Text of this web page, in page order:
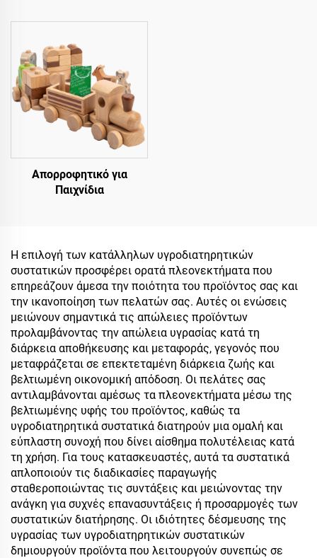
Απορροφητικό για
Παιχνίδια
Η επιλογή των κατάλληλων υγροδιατηρητικών
συστατικών προσφέρει ορατά πλεονεκτήματα που
επηρεάζουν άμεσα την ποιότητα του προϊόντος σας και
την ικανοποίηση των πελατών σας. Αυτές οι ενώσεις
μειώνουν σημαντικά τις απώλειες προϊόντων
προλαμβάνοντας την απώλεια υγρασίας κατά τη
διάρκεια αποθήκευσης και μεταφοράς, γεγονός που
μεταφράζεται σε επεκτεταμένη διάρκεια ζωής και
βελτιωμένη οικονομική απόδοση. Οι πελάτες σας
αντιλαμβάνονται αμέσως τα πλεονεκτήματα μέσω της
βελτιωμένης υφής του προϊόντος, καθώς τα
υγροδιατηρητικά συστατικά διατηρούν μια ομαλή και
εύπλαστη συνοχή που δίνει αίσθημα πολυτέλειας κατά
τη χρήση. Για τους κατασκευαστές, αυτά τα συστατικά
απλοποιούν τις διαδικασίες παραγωγής
σταθεροποιώντας τις συντάξεις και μειώνοντας την
ανάγκη για συχνές επανασυντάξεις ή προσαρμογές των
συστατικών διατήρησης. Οι ιδιότητες δέσμευσης της
υγρασίας των υγροδιατηρητικών συστατικών
δημιουργούν προϊόντα που λειτουργούν συνεπώς σε